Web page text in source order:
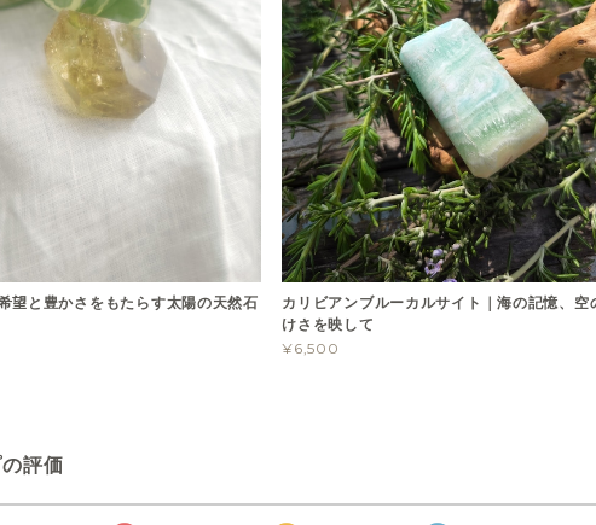
望と豊かさをもたらす太陽の天然石
カリビアンブルーカルサイト｜海の記憶、空
けさを映して
¥6,500
評価